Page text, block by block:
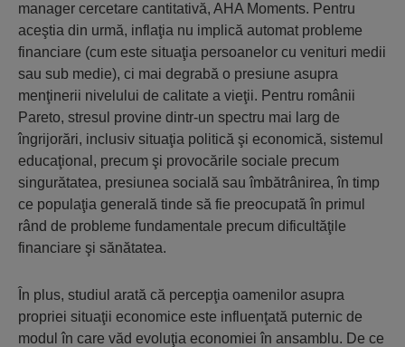
manager cercetare cantitativă, AHA Moments. Pentru
aceştia din urmă, inflaţia nu implică automat probleme
financiare (cum este situaţia persoanelor cu venituri medii
sau sub medie), ci mai degrabă o presiune asupra
menţinerii nivelului de calitate a vieţii. Pentru românii
Pareto, stresul provine dintr-un spectru mai larg de
îngrijorări, inclusiv situaţia politică şi economică, sistemul
educaţional, precum şi provocările sociale precum
singurătatea, presiunea socială sau îmbătrânirea, în timp
ce populaţia generală tinde să fie preocupată în primul
rând de probleme fundamentale precum dificultăţile
financiare şi sănătatea.
În plus, studiul arată că percepţia oamenilor asupra
propriei situaţii economice este influenţată puternic de
modul în care văd evoluţia economiei în ansamblu. De ce